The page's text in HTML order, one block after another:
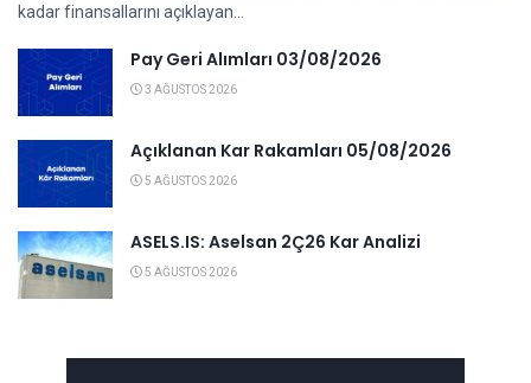
kadar finansallarını açıklayan...
Pay Geri Alımları 03/08/2026
3 AĞUSTOS 2026
Açıklanan Kar Rakamları 05/08/2026
5 AĞUSTOS 2026
ASELS.IS: Aselsan 2Ç26 Kar Analizi
5 AĞUSTOS 2026